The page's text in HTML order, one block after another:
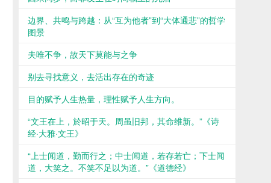
边界、共鸣与跨越：从“互为他者”到“大体通悲”的哲学
图景
夫唯不争，故天下莫能与之争
别去寻找意义，去活出存在的奇迹
目的赋予人生热量，理性赋予人生方向。
“文王在上，於昭于天。周虽旧邦，其命维新。”《诗
经·大雅·文王》
“上士闻道，勤而行之；中士闻道，若存若亡；下士闻
道，大笑之。不笑不足以为道。”《道德经》